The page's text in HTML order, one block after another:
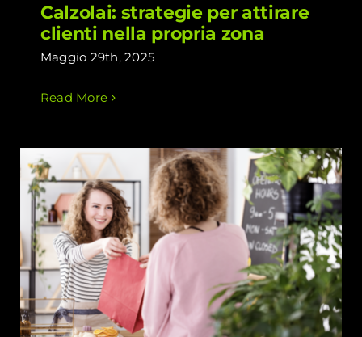
Calzolai: strategie per attirare
clienti nella propria zona
Maggio 29th, 2025
Read More
Micro-Momenti di Vendita: come
trasformare ogni decisione in
opportunità per il tuo Negozio